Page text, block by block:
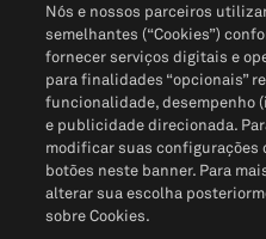
Política de PrivacidadePortal de
Não Venda Minhas Informações
Nós e nossos parceiros
semelhantes (“Cookies”)
fornecer serviços digitais e
para finalidades “opcionais”
funcionalidade, desempenho
e publicidade direcionada.
modificar suas configurações
botões neste banner. Para
alterar sua escolha
sobre Cookies.